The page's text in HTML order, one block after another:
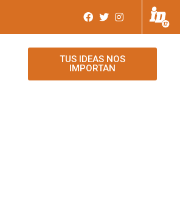
TUS IDEAS NOS
IMPORTAN